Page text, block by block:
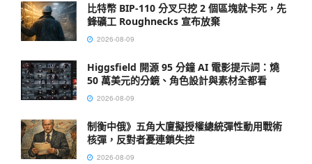
比特幣 BIP-110 分叉只挖 2 個區塊就卡死，先
鋒礦工 Roughnecks 宣布放棄
2026-08-09
Higgsfield 開源 95 分鐘 AI 電影提示詞：燒
50 萬美元的分鏡、角色設計與素材全都看
2026-08-09
制衡中俄》五角大廈擬授權總統彈性動用戰術
核彈，反對者憂連鎖失控
2026-08-09